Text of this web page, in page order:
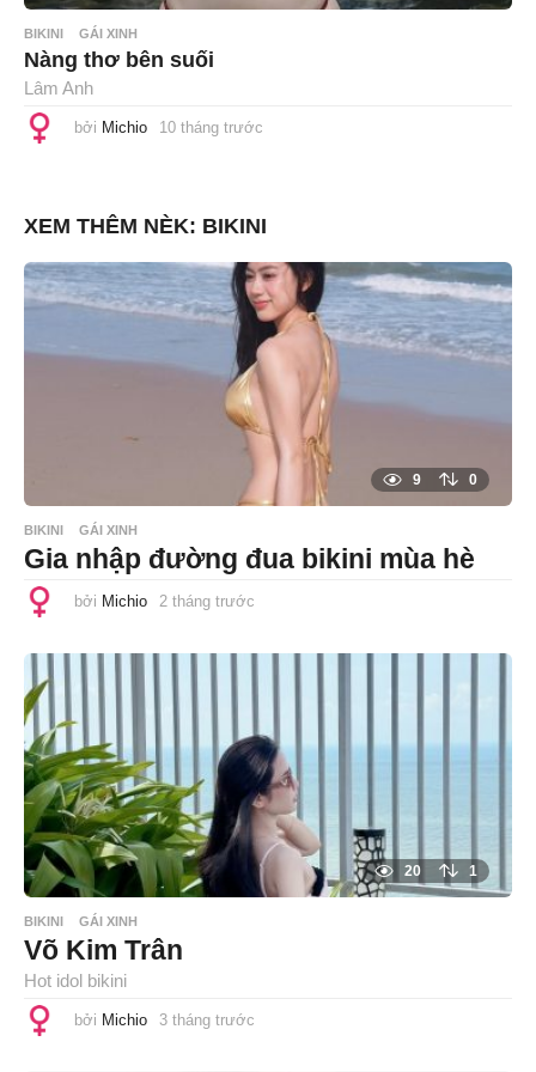
BIKINI GÁI XINH
Nàng thơ bên suối
Lâm Anh
bởi Michio 10 tháng trước
r
ư
ớ
c
XEM THÊM NÈK: BIKINI
9 0
BIKINI GÁI XINH
Gia nhập đường đua bikini mùa hè
bởi Michio 2 tháng trước
á
ư
ớ
c
20 1
BIKINI GÁI XINH
Võ Kim Trân
Hot idol bikini
bởi Michio 3 tháng trước